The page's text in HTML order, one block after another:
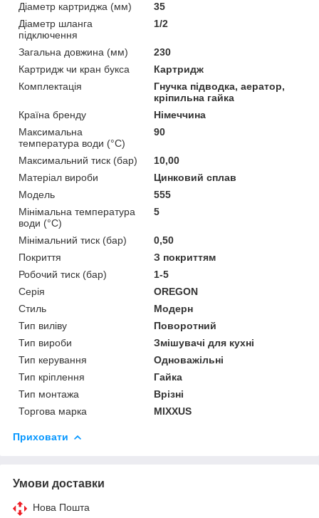
Діаметр картриджа (мм)
35
Діаметр шланга
підключення
1/2
Загальна довжина (мм)
230
Картридж чи кран букса
Картридж
Комплектація
Гнучка підводка, аератор,
кріпильна гайка
Країна бренду
Німеччина
Максимальна
температура води (°C)
90
Максимальний тиск (бар)
10,00
Матеріал вироби
Цинковий сплав
Мoдель
555
Мінімальна температура
води (°C)
5
Мінімальний тиск (бар)
0,50
Покриття
З покриттям
Робочий тиск (бар)
1-5
Серія
OREGON
Стиль
Модерн
Тип виліву
Поворотний
Тип вироби
Змішувачі для кухні
Тип керування
Одноважільні
Тип кріплення
Гайка
Тип монтажа
Врізні
Торгова марка
MIXXUS
Приховати
Умови доставки
Нова Пошта